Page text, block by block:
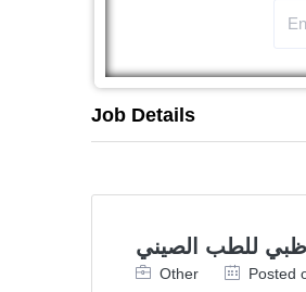
Job Details
للطب الصيني
Other Posted